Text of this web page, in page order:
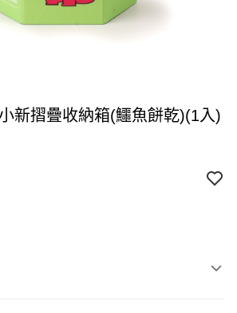
新摺疊收納箱(鱷魚餅乾)(1入)